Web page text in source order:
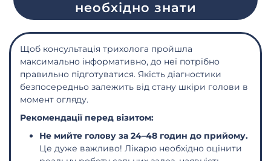
необхідно знати
Щоб консультація трихолога пройшла
максимально інформативно, до неї потрібно
правильно підготуватися. Якість діагностики
безпосередньо залежить від стану шкіри голови в
момент огляду.
Рекомендації перед візитом:
Не мийте голову за 24–48 годин до прийому.
Це дуже важливо! Лікарю необхідно оцінити